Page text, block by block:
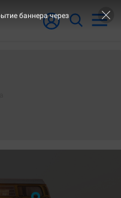
баннера через